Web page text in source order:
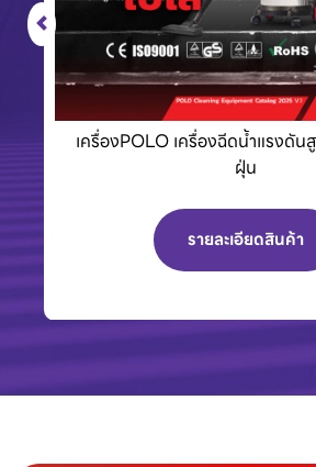
เครื่องPOLO เครื่องฉีดน้ำแรงดัน
ฝุ่น
รายละเอียดสินค้า